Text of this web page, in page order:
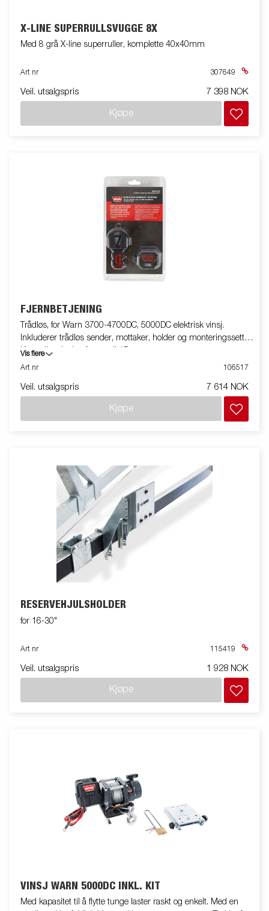
X-LINE SUPERRULLSVUGGE 8X
Med 8 grå X-line superruller, komplette 40x40mm
Art nr 307649
Veil. utsalgspris 7 398 NOK
Kjøpe
FJERNBETJENING
Trådløs, for Warn 3700-4700DC, 5000DC elektrisk vinsj.
Inkluderer trådløs sender, mottaker, holder og monteringssett.
Kontroller vinsjen fra opptil 15 meter.
Vis flere
Art nr
106517
Veil. utsalgspris 7 614 NOK
Kjøpe
RESERVEHJULSHOLDER
for 16-30"
Art nr 115419
Veil. utsalgspris 1 928 NOK
Kjøpe
VINSJ WARN 5000DC INKL. KIT
Med kapasitet til å flytte tunge laster raskt og enkelt. Med en